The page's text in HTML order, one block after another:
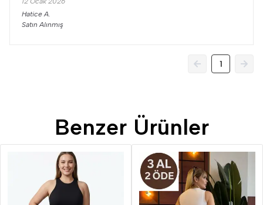
Hatice A.
Satın Alınmış
1
Benzer Ürünler